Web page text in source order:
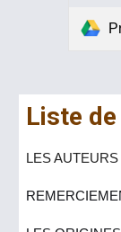
Liste
LES AUTEURS